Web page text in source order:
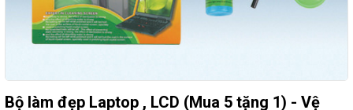
Bộ làm đẹp Laptop , LCD (Mua 5 tặng 1) - Vệ